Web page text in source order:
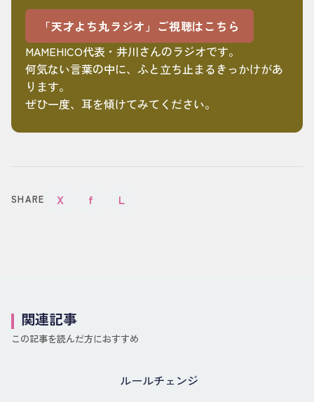
「天才よち丸ラジオ」ご視聴はこちら
MAMEHICO代表・井川さんのラジオです。
何気ない言葉の中に、ふと立ち止まるきっかけがあ
ります。
ぜひ一度、耳を傾けてみてください。
SHARE X f L
関連記事
この記事を読んだ方におすすめ
ルールチェンジ